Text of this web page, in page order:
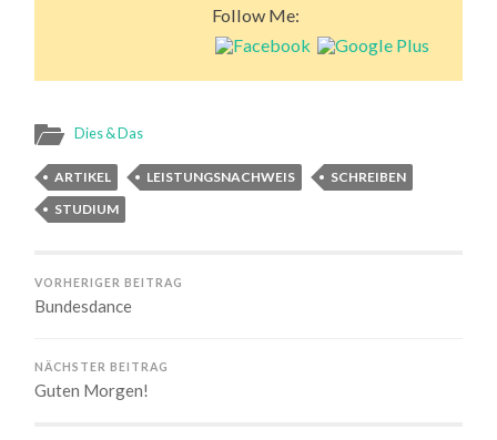
Follow Me:
Dies & Das
ARTIKEL LEISTUNGSNACHWEIS
SCHREIBEN
STUDIUM
VORHERIGER BEITRAG
Bundesdance
NÄCHSTER BEITRAG
Guten Morgen!